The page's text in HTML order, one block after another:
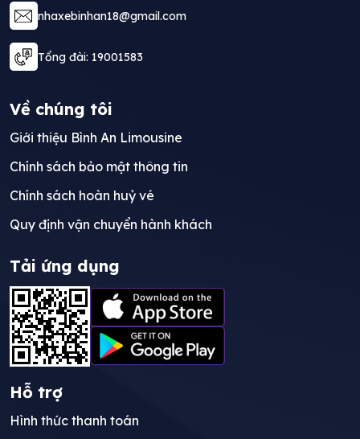
nhaxebinhan18@gmail.com
Tổng đài: 19001583
Về chúng tôi
Giới thiệu Bình An Limousine
Chính sách bảo mật thông tin
Chính sách hoàn huỷ vé
Quy định vận chuyển hành khách
Tải ứng dụng
Hỗ trợ
Hình thức thanh toán